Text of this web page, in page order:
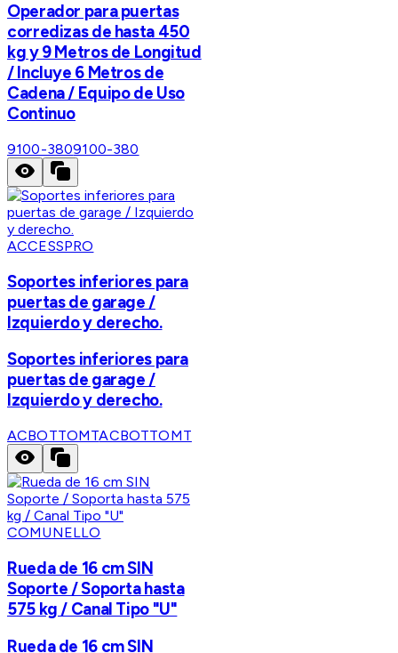
Operador para puertas
corredizas de hasta 450
kg y 9 Metros de Longitud
/ Incluye 6 Metros de
Cadena / Equipo de Uso
Continuo
9100-3809100-380
ACCESSPRO
Soportes inferiores para
puertas de garage /
Izquierdo y derecho.
Soportes inferiores para
puertas de garage /
Izquierdo y derecho.
ACBOTTOMTACBOTTOMT
COMUNELLO
Rueda de 16 cm SIN
Soporte / Soporta hasta
575 kg / Canal Tipo "U"
Rueda de 16 cm SIN